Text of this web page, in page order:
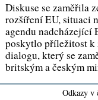
Diskuse se zaměřila
rozšíření EU, situaci
agendu nadcházející
poskytlo příležitost k
dialogu, který se
britským a českým
Odkazy v